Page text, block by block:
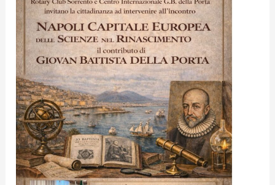
su
Giovan
Battista
della
Porta